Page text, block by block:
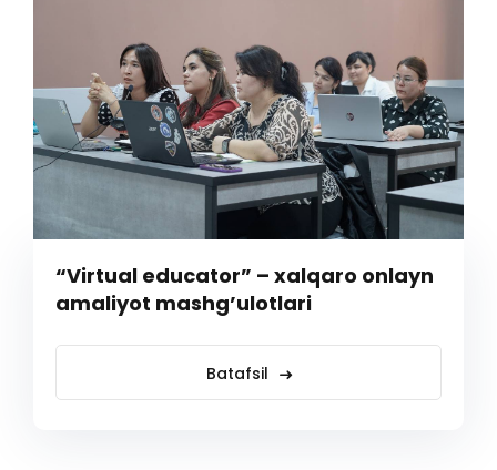
“Virtual educator” – xalqaro onlayn
amaliyot mashg’ulotlari
Batafsil